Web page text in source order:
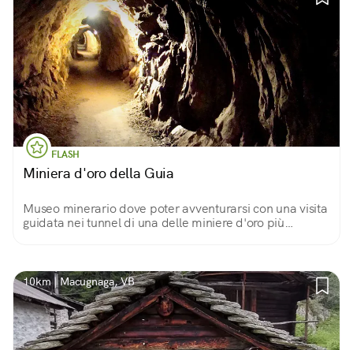
FLASH
Miniera d'oro della Guia
Museo minerario dove poter avventurarsi con una visita
guidata nei tunnel di una delle miniere d'oro più
10km | Macugnaga, VB